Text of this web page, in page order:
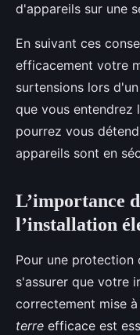
d'appareils sur une
En suivant ces
efficacement votre
surtensions lors
que vous entendrez
pourrez vous
appareils sont en
L’importance
l’installation
Pour une protection
s'assurer que votre
correctement mise
terre efficace est